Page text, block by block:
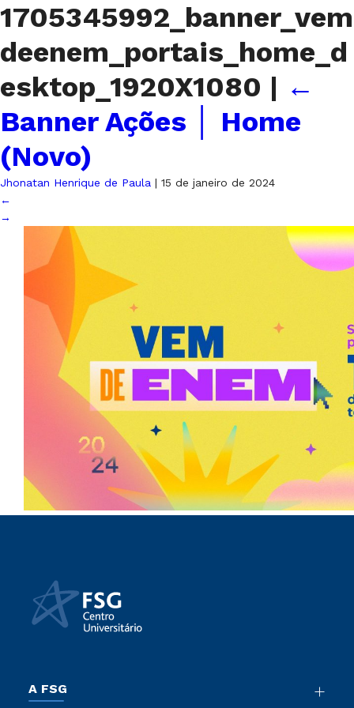
1705345992_banner_vem
deenem_portais_home_d
esktop_1920X1080 | ←
Banner Ações │ Home
(Novo)
Jhonatan Henrique de Paula | 15 de janeiro de 2024
←
→
A FSG